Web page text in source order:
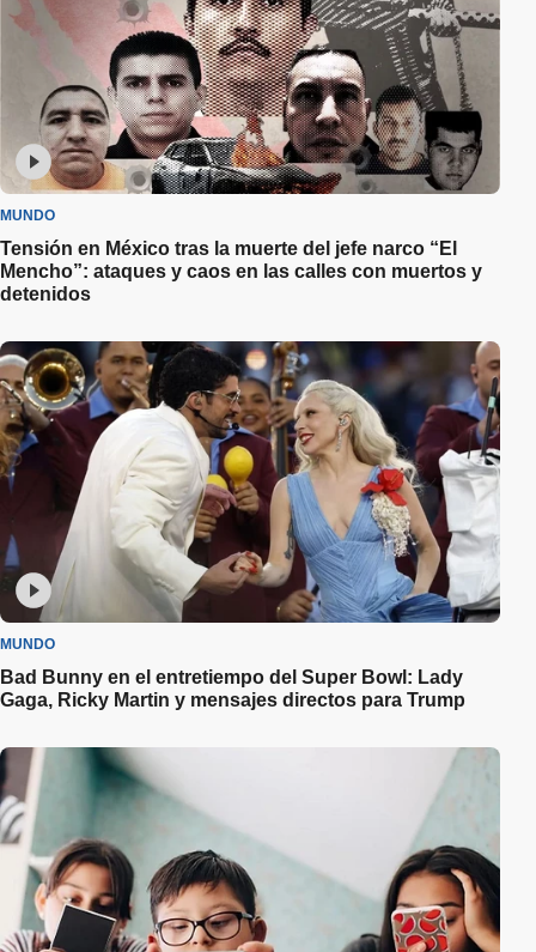
MUNDO
Tensión en México tras la muerte del jefe narco “El
Mencho”: ataques y caos en las calles con muertos y
detenidos
MUNDO
Bad Bunny en el entretiempo del Super Bowl: Lady
Gaga, Ricky Martin y mensajes directos para Trump